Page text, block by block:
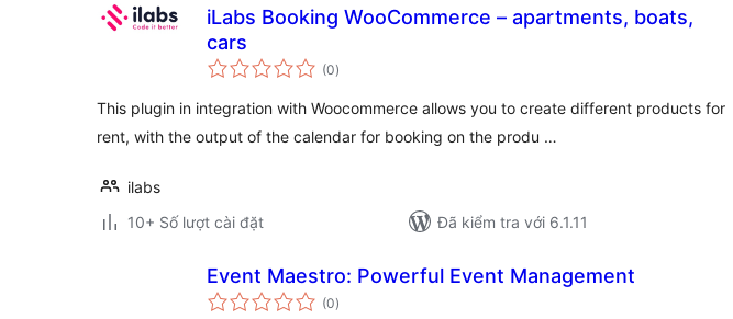
iLabs Booking WooCommerce – apartments, boats,
cars
(0tổng
đánh
)
This plugin in integration with Woocommerce allows you to create different products for
rent, with the output of the calendar for booking on the produ …
ilabs
10+ Số lượt cài đặt
Đã kiểm tra với 6.1.11
Event Maestro: Powerful Event Management
(0tổng
đánh
)